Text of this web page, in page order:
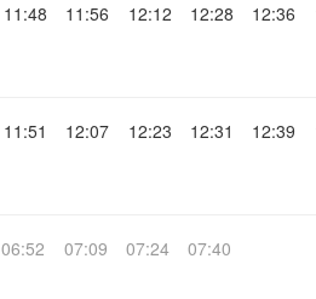
11:48 11:56 12:12 12:28 12:36
11:51 12:07 12:23 12:31 12:39
06:52 07:09 07:24 07:40